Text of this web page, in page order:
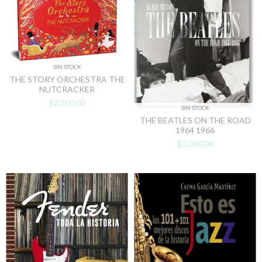
SIN STOCK
THE STORY ORCHESTRA THE
NUTCRACKER
$2.300,00
SIN STOCK
THE BEATLES ON THE ROAD
1964 1966
$3.000,00